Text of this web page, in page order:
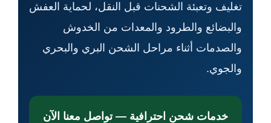
تغليف وتعبئة الشحنات قبل النقل، لحماية العفش
والبضائع والطرود والمعدات من الخدوش
والصدمات أثناء مراحل الشحن البري والبحري
والجوي.
خدمات شحن احترافية — تواصل معنا الآن